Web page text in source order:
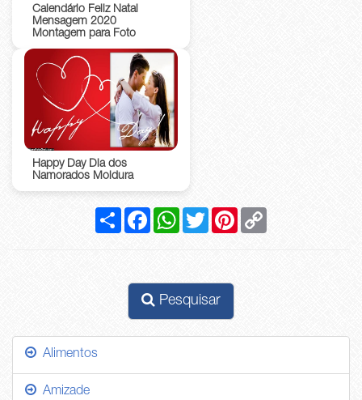
Calendário Feliz Natal
Mensagem 2020
Montagem para Foto
Happy Day Dia dos
Namorados Moldura
CompartilharFacebookWhatsApp
Twitter Pinterest
Pesquisar
Alimentos
Amizade